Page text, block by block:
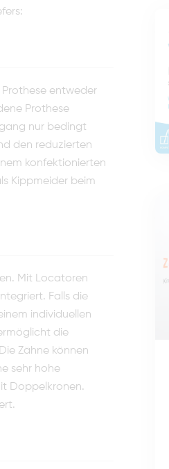
entweder
Prothese
nur bedingt
den reduzierten
konfektionierten
Kippmeider beim
Mit Locatoren
Falls die
individuellen
die
Zähne können
sehr hohe
Doppelkro­nen.